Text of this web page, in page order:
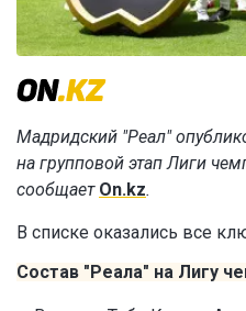
Мадридский "Реал"
на групповой этап Лиги
сообщает On.kz.
В списке оказались все
Состав "Реала" на Лигу